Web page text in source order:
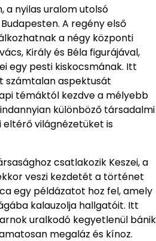
a nyilas uralom utolsó
A regény első
a négy központi
Király és Béla figurájával,
egy pesti kiskocsmának. Itt
számtalan aspektusát
témáktól kezdve a mélyebb
különböző társadalmi
világnézetüket is
csatlakozik Keszei, a
veszi kezdetét a történet
egy példázatot hoz fel, amely
kalauzolja hallgatóit. Itt
uralkodó kegyetlenül bánik
megaláz és kínoz.